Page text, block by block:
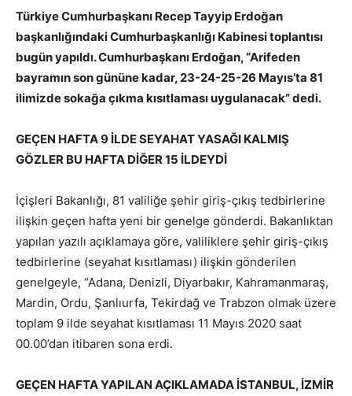
Türkiye Cumhurbaşkanı Recep Tayyip Erdoğan
başkanlığındaki Cumhurbaşkanlığı Kabinesi toplantısı
bugün yapıldı. Cumhurbaşkanı Erdoğan, “Arifeden
bayramın son gününe kadar, 23-24-25-26 Mayıs’ta 81
ilimizde sokağa çıkma kısıtlaması uygulanacak” dedi.
GEÇEN HAFTA 9 İLDE SEYAHAT YASAĞI KALMIŞ
GÖZLER BU HAFTA DİĞER 15 İLDEYDİ
İçişleri Bakanlığı, 81 valiliğe şehir giriş-çıkış tedbirlerine
ilişkin geçen hafta yeni bir genelge gönderdi. Bakanlıktan
yapılan yazılı açıklamaya göre, valiliklere şehir giriş-çıkış
tedbirlerine (seyahat kısıtlaması) ilişkin gönderilen
genelgeyle, “Adana, Denizli, Diyarbakır, Kahramanmaraş,
Mardin, Ordu, Şanlıurfa, Tekirdağ ve Trabzon olmak üzere
toplam 9 ilde seyahat kısıtlaması 11 Mayıs 2020 saat
00.00’dan itibaren sona erdi.
GEÇEN HAFTA YAPILAN AÇIKLAMADA İSTANBUL, İZMİR